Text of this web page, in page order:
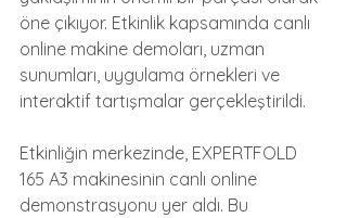
öne çıkıyor. Etkinlik kapsamında canlı
online makine demoları, uzman
sunumları, uygulama örnekleri ve
interaktif tartışmalar gerçekleştirildi.
Etkinliğin merkezinde, EXPERTFOLD
165 A3 makinesinin canlı online
demonstrasyonu yer aldı. Bu